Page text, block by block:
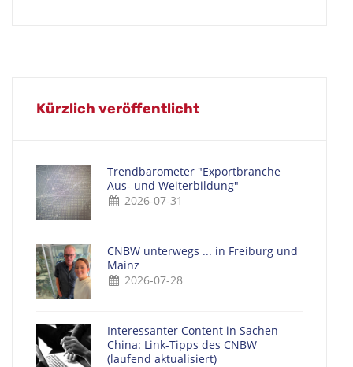
Kürzlich veröffentlicht
Trendbarometer "Exportbranche
Aus- und Weiterbildung"
2026-07-31
CNBW unterwegs ... in Freiburg und
Mainz
2026-07-28
Interessanter Content in Sachen
China: Link-Tipps des CNBW
(laufend aktualisiert)